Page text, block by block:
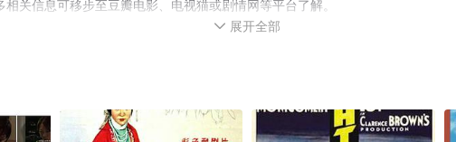
关信息可移步至豆瓣电影、电视猫或剧情网等平台了解。
 展开全部